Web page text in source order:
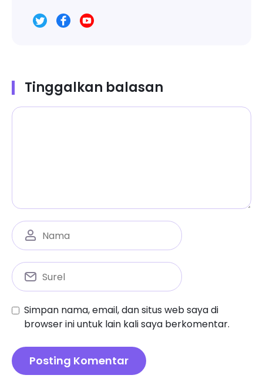
Tinggalkan balasan
Simpan nama, email, dan situs web saya di
browser ini untuk lain kali saya berkomentar.